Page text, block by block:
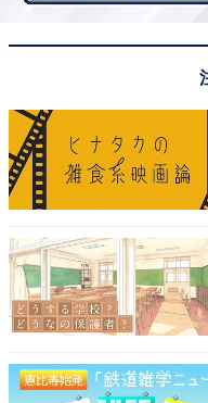
収納力抜群のビッグ
能